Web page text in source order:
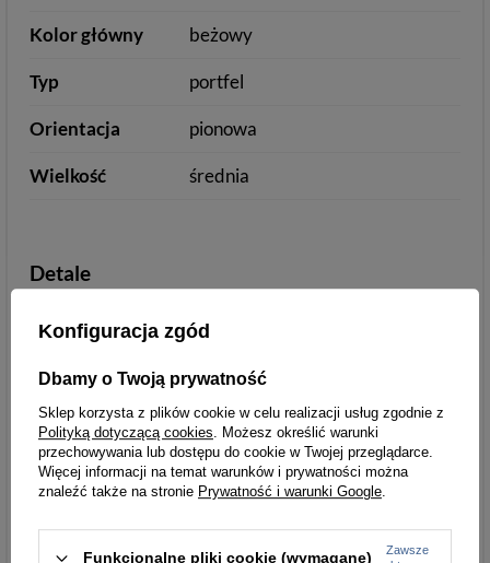
Kolor główny beżowy
Typ portfel
Orientacja pionowa
Wielkość średnia
Detale
Wzór delikatny wzór
Ilość przegródek
na karty
6-10
Kolor okuć złoty
Konfiguracja zgód
Dbamy o Twoją prywatność
Sklep korzysta z plików cookie w celu realizacji usług zgodnie z
Polityką dotyczącą cookies. Możesz określić warunki
przechowywania lub dostępu do cookie w Twojej przeglądarce.
Więcej informacji na temat warunków i prywatności można
znaleźć także na stronie Prywatność i warunki Google.
Funkcjonalne pliki cookie (wymagane)
Zawsze